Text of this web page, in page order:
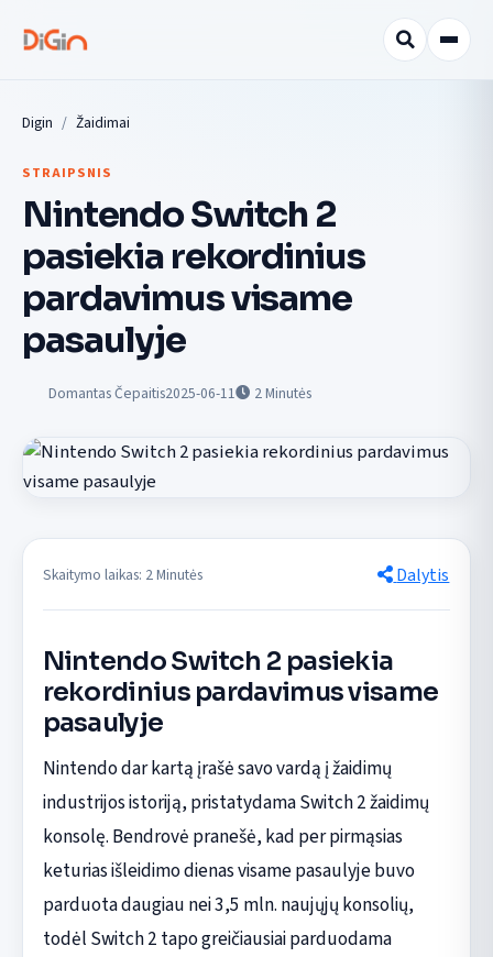
Digin Žaidimai
STRAIPSNIS
Nintendo Switch 2
pasiekia rekordinius
pardavimus visame
pasaulyje
Domantas Čepaitis2025-06-11 2Minutės
Skaitymo laikas: 2 Minutės Dalytis
Nintendo Switch 2 pasiekia
rekordinius pardavimus visame
pasaulyje
Nintendo dar kartą įrašė savo vardą į žaidimų
industrijos istoriją, pristatydama Switch 2 žaidimų
konsolę. Bendrovė pranešė, kad per pirmąsias
keturias išleidimo dienas visame pasaulyje buvo
parduota daugiau nei 3,5 mln. naujųjų konsolių,
todėl Switch 2 tapo greičiausiai parduodama